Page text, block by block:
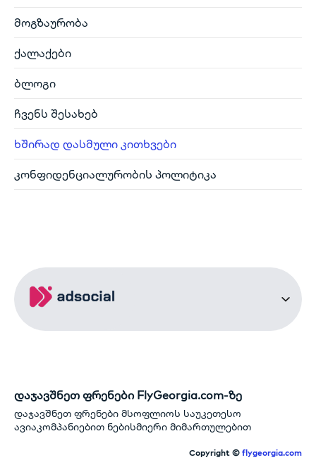
მოგზაურობა
ქალაქები
ბლოგი
ჩვენს შესახებ
ხშირად დასმული კითხვები
კონფიდენციალურობის პოლიტიკა
დაჯავშნეთ ფრენები FlyGeorgia.com-ზე
დაჯავშნეთ ფრენები მსოფლიოს საუკეთესო
ავიაკომპანიებით ნებისმიერი მიმართულებით
Copyright © flygeorgia.com